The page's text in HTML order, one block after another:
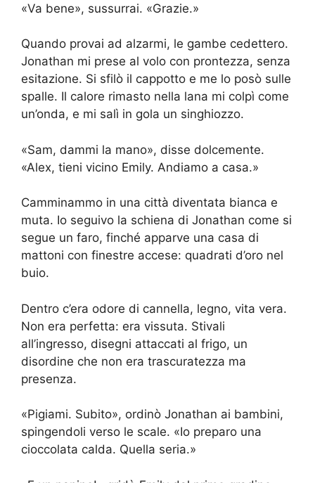
«Va bene», sussurrai. «Grazie.»
Quando provai ad alzarmi, le gambe cedettero.
Jonathan mi prese al volo con prontezza, senza
esitazione. Si sfilò il cappotto e me lo posò sulle
spalle. Il calore rimasto nella lana mi colpì come
un’onda, e mi salì in gola un singhiozzo.
«Sam, dammi la mano», disse dolcemente.
«Alex, tieni vicino Emily. Andiamo a casa.»
Camminammo in una città diventata bianca e
muta. Io seguivo la schiena di Jonathan come si
segue un faro, finché apparve una casa di
mattoni con finestre accese: quadrati d’oro nel
buio.
Dentro c’era odore di cannella, legno, vita vera.
Non era perfetta: era vissuta. Stivali
all’ingresso, disegni attaccati al frigo, un
disordine che non era trascuratezza ma
presenza.
«Pigiami. Subito», ordinò Jonathan ai bambini,
spingendoli verso le scale. «Io preparo una
cioccolata calda. Quella seria.»